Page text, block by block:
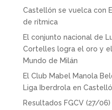
Castellón se vuelca con
de rítmica
El conjunto nacional de
Cortelles logra el oro y
Mundo de Milán
El Club Mabel Manola
Liga Iberdrola en
Resultados FGCV (27/06)